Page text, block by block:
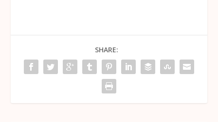
SHARE: